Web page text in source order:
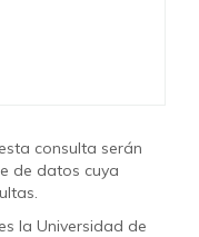
consulta serán
de datos cuya
la Universidad de